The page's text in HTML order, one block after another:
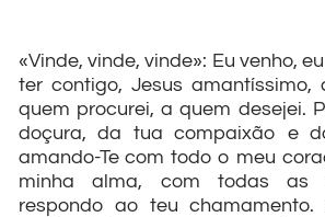
«Vinde, vinde, vinde»: Eu venho,
ter contigo, Jesus amantíssimo,
quem procurei, a quem desejei.
doçura, da tua compaixão e
amando-Te com todo o meu
minha alma, com todas as
respondo ao teu chamamento.